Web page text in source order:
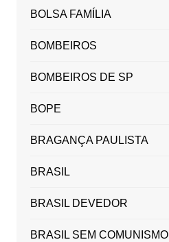
BOLSA FAMÍLIA
BOMBEIROS
BOMBEIROS DE SP
BOPE
BRAGANÇA PAULISTA
BRASIL
BRASIL DEVEDOR
BRASIL SEM COMUNISMO